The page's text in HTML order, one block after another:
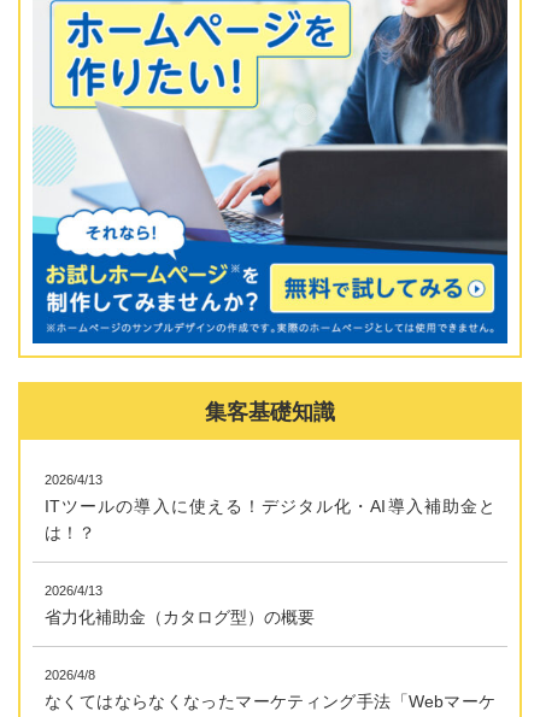
集客基礎知識
2026/4/13
ITツールの導入に使える！デジタル化・AI導入補助金と
は！？
2026/4/13
省力化補助金（カタログ型）の概要
2026/4/8
なくてはならなくなったマーケティング手法「Webマーケ